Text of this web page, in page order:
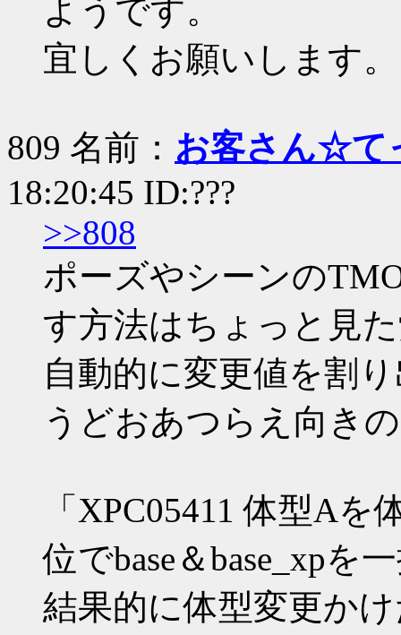
ようです。
宜しくお願いします。
809 名前： お客さん☆て
18:20:45 ID:???
>>808
ポーズやシーンの
す方法はちょっと見
自動的に変更値を割
うどおあつらえ向き
「XPC05411 体型A
位でbase＆base_xpを
結果的に体型変更か